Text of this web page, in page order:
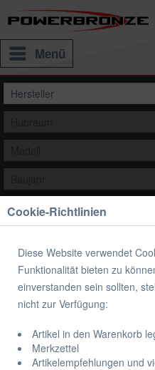
Menü
Auswählen
Übersicht Bugspoiler
Bugspoiler
& MT-09 Tracer GT
Cookie-Richtlinien
Diese Website verwendet
Funktionalität bieten zu
einverstanden sein sollten,
nicht zur Verfügung:
Artikel in den Warenkorb
Merkzettel
Artikelempfehlungen und